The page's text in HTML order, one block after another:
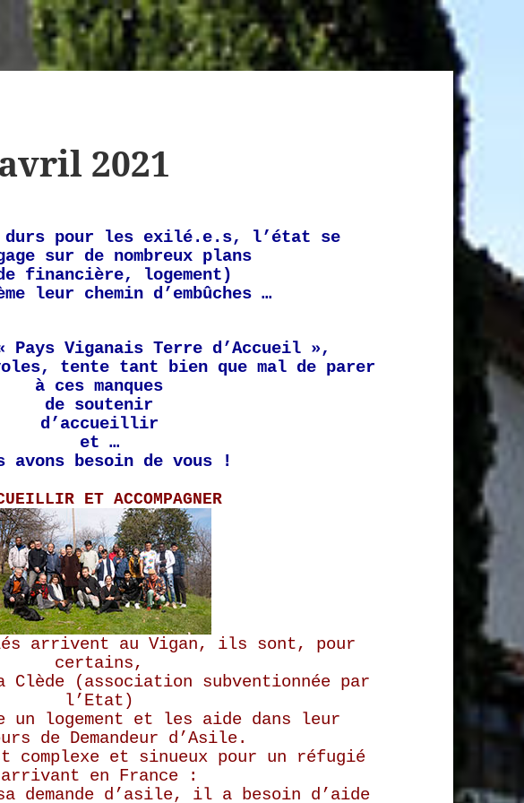
2021
durs pour les exilé.e.s, l’état se
sur de nombreux plans
financière, logement)
leur chemin d’embûches …
Viganais Terre d’Accueil »,
tente tant bien que mal de parer
à ces manques
de soutenir
d’accueillir
et …
avons besoin de vous !
ET ACCOMPAGNER
arrivent au Vigan, ils sont, pour
certains,
Clède (association subventionnée par
l’Etat)
un logement et les aide dans leur
de Demandeur d’Asile.
complexe et sinueux pour un réfugié
arrivant en France :
demande d’asile, il a besoin d’aide